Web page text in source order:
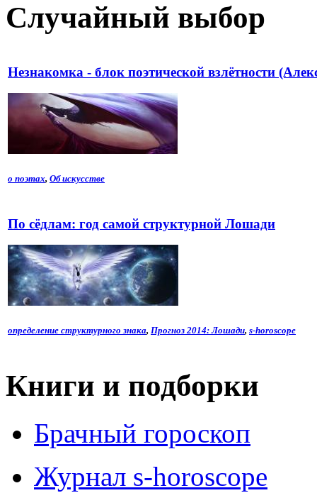
Случайный выбор
Незнакомка - блок поэтической взлётности
о поэтах, Об искусстве
По сёдлам: год самой структурной Лошади
определение структурного знака, Прогноз 2014: Лошади, s-horoscope
Книги и подборки
Брачный гороскоп
Журнал s-horoscope